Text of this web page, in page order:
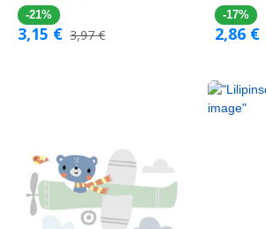
-21%
3,15 € 3,97€
-17%
2,86 €